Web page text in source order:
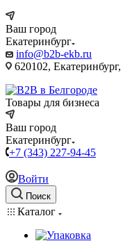
Ваш город
Екатеринбург
info@b2b-ekb.ru
620102,
Товары для бизнеса
Ваш город
Екатеринбург
+7 (343) 227-94-45
Войти
Поиск
Каталог